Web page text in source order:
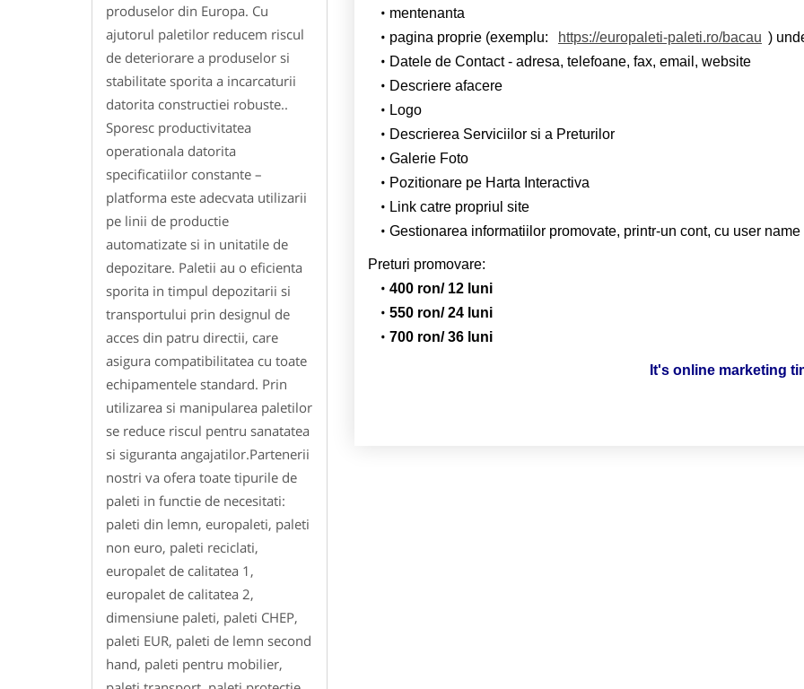
produselor din Europa. Cu
ajutorul paletilor reducem riscul
de deteriorare a produselor si
stabilitate sporita a incarcaturii
datorita constructiei robuste..
Sporesc productivitatea
operationala datorita
specificatiilor constante –
platforma este adecvata utilizarii
pe linii de productie
automatizate si in unitatile de
depozitare. Paletii au o eficienta
sporita in timpul depozitarii si
transportului prin designul de
acces din patru directii, care
asigura compatibilitatea cu toate
echipamentele standard. Prin
utilizarea si manipularea paletilor
se reduce riscul pentru sanatatea
si siguranta angajatilor.Partenerii
nostri va ofera toate tipurile de
paleti in functie de necesitati:
paleti din lemn, europaleti, paleti
non euro, paleti reciclati,
europalet de calitatea 1,
europalet de calitatea 2,
dimensiune paleti, paleti CHEP,
paleti EUR, paleti de lemn second
hand, paleti pentru mobilier,
mentenanta
pagina proprie (exemplu:
https://europaleti-paleti.ro/bacau )
Datele de Contact - adresa, telefoane, fax, email, website
Descriere afacere
Logo
Descrierea Serviciilor si a Preturilor
Galerie Foto
Pozitionare pe Harta Interactiva
Link catre propriul site
Gestionarea informatiilor promovate, printr-un cont, cu user
Preturi promovare:
400 ron/ 12 luni
550 ron/ 24 luni
700 ron/ 36 luni
It's online marketing